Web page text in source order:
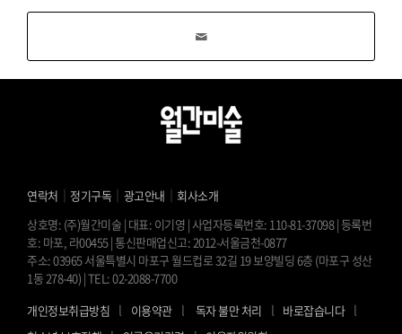
연락처 정기구독 광고안내
회사소개
상호명: (주)월간미술 | 대표: 이기영 | 사업자등록번호: 110-81-37098 | 등록번
호: 마포, 라00455 | 통신판매업신고: 2012-서울금천-0877
주소: 03965 서울특별시 마포구 월드컵로 32길 19 보양빌딩 6층 (마포구 성산
1동 278-40) | TEL: 02-2088-7700
개인정보취급방침 l 이용약관 l 독자 불만 처리 l 바로잡습니다 l